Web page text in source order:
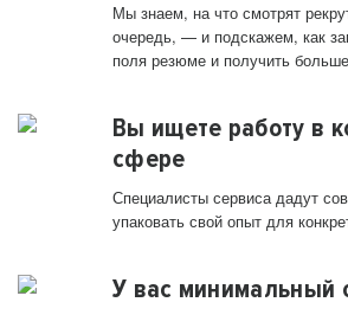
Мы знаем, на что смотрят
очередь, — и подскажем, как
поля резюме и получить
Вы ищете работу в
сфере
Специалисты сервиса дадут
упаковать свой опыт для
У вас минимальный